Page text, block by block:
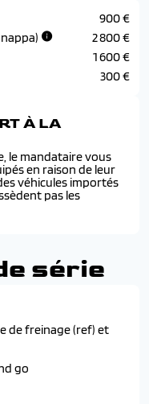
900 €
2 800 €
1 600 €
300 €
À LA
le mandataire vous
en raison de leur
véhicules importés
pas les
série
de freinage (ref) et
go